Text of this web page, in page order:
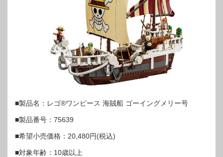
■製品名：レゴ®ワンピース 海賊船 ゴーイングメリー号
■製品番号：75639
■希望小売価格：20,480円(税込)
■対象年齢：10歳以上